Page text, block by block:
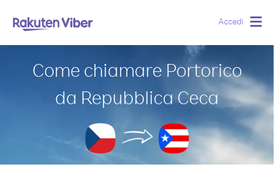
Accedi
Come chiamare Portorico
da Repubblica Ceca